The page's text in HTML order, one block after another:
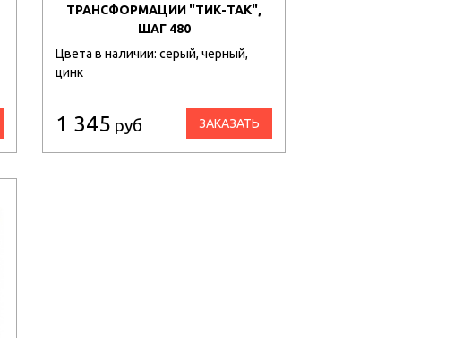
ТРАНСФОРМАЦИИ "ТИК-ТАК",
ШАГ 480
Цвета в наличии: серый, черный,
цинк
1 345 руб ЗАКАЗАТЬ